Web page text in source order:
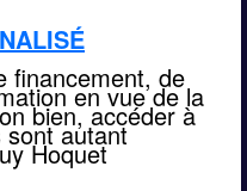
financement, de
en vue de la
bien, accéder à
sont autant
Hoquet